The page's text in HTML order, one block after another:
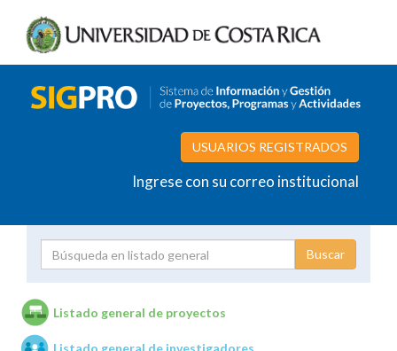
USUARIOS REGISTRADOS
Ingrese con su correo institucional
Listado general de proyectos
Listado general de investigadores